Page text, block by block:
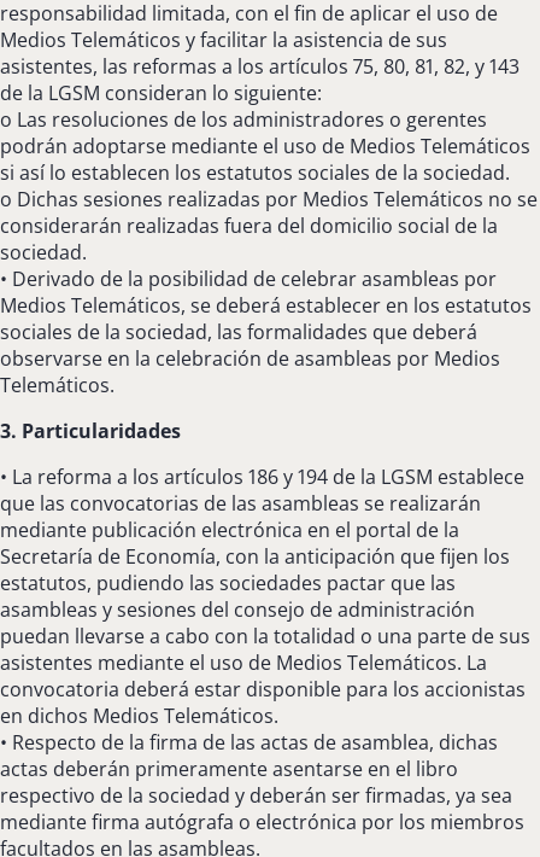
responsabilidad limitada, con el fin de aplicar el uso de
Medios Telemáticos y facilitar la asistencia de sus
asistentes, las reformas a los artículos 75, 80, 81, 82, y 143
de la LGSM consideran lo siguiente:
o Las resoluciones de los administradores o gerentes
podrán adoptarse mediante el uso de Medios Telemáticos
si así lo establecen los estatutos sociales de la sociedad.
o Dichas sesiones realizadas por Medios Telemáticos no se
considerarán realizadas fuera del domicilio social de la
sociedad.
• Derivado de la posibilidad de celebrar asambleas por
Medios Telemáticos, se deberá establecer en los estatutos
sociales de la sociedad, las formalidades que deberá
observarse en la celebración de asambleas por Medios
Telemáticos.
3. Particularidades
• La reforma a los artículos 186 y 194 de la LGSM establece
que las convocatorias de las asambleas se realizarán
mediante publicación electrónica en el portal de la
Secretaría de Economía, con la anticipación que fijen los
estatutos, pudiendo las sociedades pactar que las
asambleas y sesiones del consejo de administración
puedan llevarse a cabo con la totalidad o una parte de sus
asistentes mediante el uso de Medios Telemáticos. La
convocatoria deberá estar disponible para los accionistas
en dichos Medios Telemáticos.
• Respecto de la firma de las actas de asamblea, dichas
actas deberán primeramente asentarse en el libro
respectivo de la sociedad y deberán ser firmadas, ya sea
mediante firma autógrafa o electrónica por los miembros
facultados en las asambleas.